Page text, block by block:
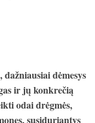
dėmesys
ir jų konkrečią
odai drėgmės,
susiduriantys